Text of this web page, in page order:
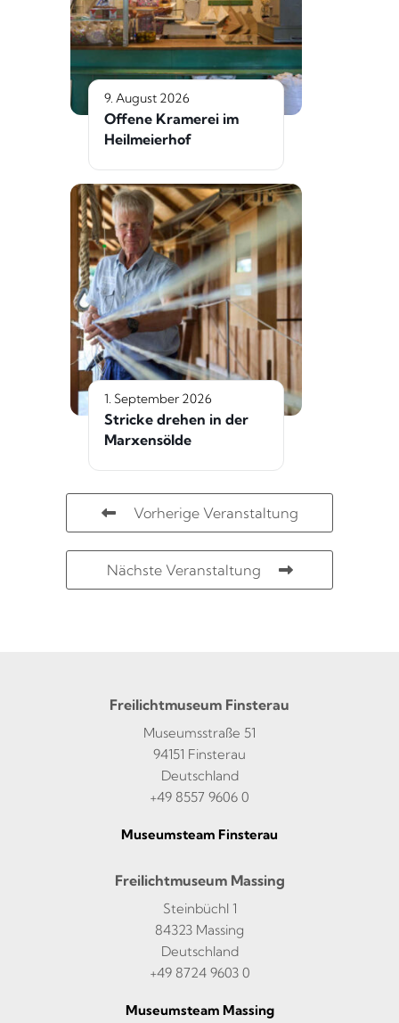
9. August 2026
Offene Kramerei im
Heilmeierhof
1. September 2026
Stricke drehen in der
Marxensölde
Vorherige Veranstaltung
Nächste Veranstaltung
Freilichtmuseum Finsterau
Museumsstraße 51
94151 Finsterau
Deutschland
+49 8557 9606 0
Museumsteam Finsterau
Freilichtmuseum Massing
Steinbüchl 1
84323 Massing
Deutschland
+49 8724 9603 0
Museumsteam Massing